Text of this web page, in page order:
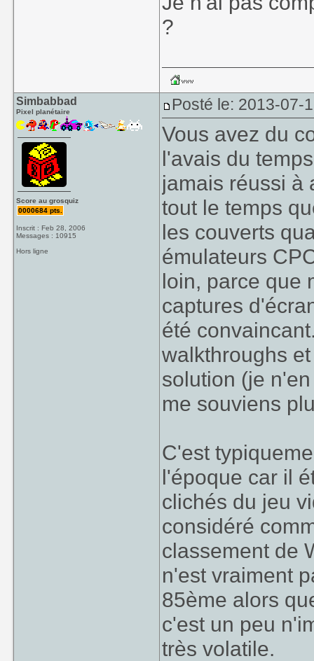
?
Simbabbad
Pixel planétaire
Score au grosquiz
0000684 pts.
Inscrit : Feb 28, 2006
Messages : 10915
Hors ligne
Posté le: 2013-07-
Vous avez du
l'avais du
jamais réussi à
tout le temps
les couverts
émulateurs
loin, parce que
captures
été
walkthroughs
solution (je
me souviens
C'est
l'époque car il
clichés du jeu
considéré
classement de
n'est vraiment
85ème alors
c'est un peu
très volatile.